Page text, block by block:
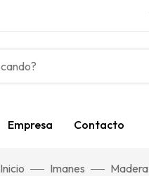
Empresa Contacto
Inicio Imanes Madera